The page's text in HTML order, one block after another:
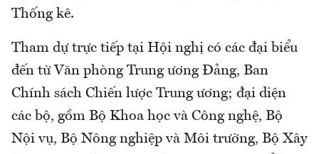
Thống kê.
Tham dự trực tiếp tại Hội nghị có các đại biểu
đến từ Văn phòng Trung ương Đảng, Ban
Chính sách Chiến lược Trung ương; đại diện
các bộ, gồm Bộ Khoa học và Công nghệ, Bộ
Nội vụ, Bộ Nông nghiệp và Môi trường, Bộ Xây